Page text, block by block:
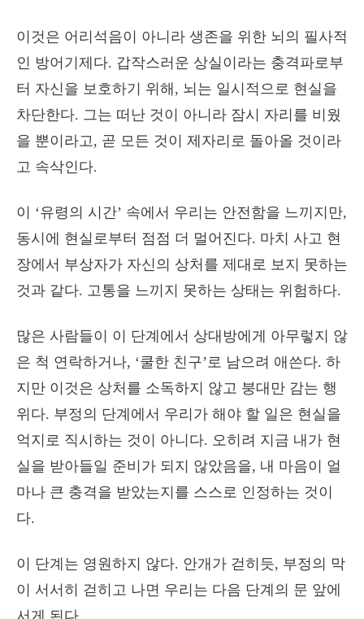
이것은 어리석음이 아니라 생존을 위한 뇌의 필사적
인 방어기제다. 갑작스러운 상실이라는 충격파로부
터 자신을 보호하기 위해, 뇌는 일시적으로 현실을
차단한다. 그는 떠난 것이 아니라 잠시 자리를 비웠
을 뿐이라고, 곧 모든 것이 제자리로 돌아올 것이라
고 속삭인다.
이 ‘유령의 시간’ 속에서 우리는 안전함을 느끼지만,
동시에 현실로부터 점점 더 멀어진다. 마치 사고 현
장에서 부상자가 자신의 상처를 제대로 보지 못하는
것과 같다. 고통을 느끼지 못하는 상태는 위험하다.
많은 사람들이 이 단계에서 상대방에게 아무렇지 않
은 척 연락하거나, ‘쿨한 친구’로 남으려 애쓴다. 하
지만 이것은 상처를 소독하지 않고 붕대만 감는 행
위다. 부정의 단계에서 우리가 해야 할 일은 현실을
억지로 직시하는 것이 아니다. 오히려 지금 내가 현
실을 받아들일 준비가 되지 않았음을, 내 마음이 얼
마나 큰 충격을 받았는지를 스스로 인정하는 것이
다.
이 단계는 영원하지 않다. 안개가 걷히듯, 부정의 막
이 서서히 걷히고 나면 우리는 다음 단계의 문 앞에
서게 된다.